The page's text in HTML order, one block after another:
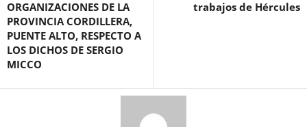
ORGANIZACIONES DE LA
PROVINCIA CORDILLERA,
PUENTE ALTO, RESPECTO A
LOS DICHOS DE SERGIO
MICCO
trabajos de Hércules